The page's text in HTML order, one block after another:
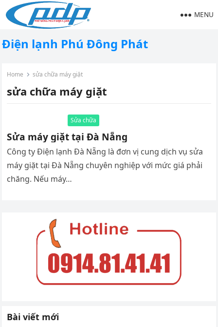
Điện lạnh Phú Đông Phát
MENU
Home sửa chữa máy giặt
sửa chữa máy giặt
Sửa chữa
Sửa máy giặt tại Đà Nẵng
Công ty Điện lạnh Đà Nẵng là đơn vị cung dịch vụ sửa
máy giặt tại Đà Nẵng chuyên nghiệp với mức giá phải
chăng. Nếu máy…
Bài viết mới